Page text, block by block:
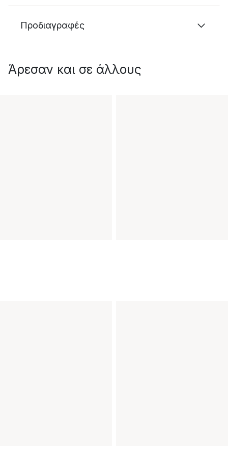
Προδιαγραφές
Άρεσαν και σε άλλους